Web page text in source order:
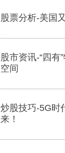
股票分析-美国
股市资讯-“四有
空间
炒股技巧-5G时
来！